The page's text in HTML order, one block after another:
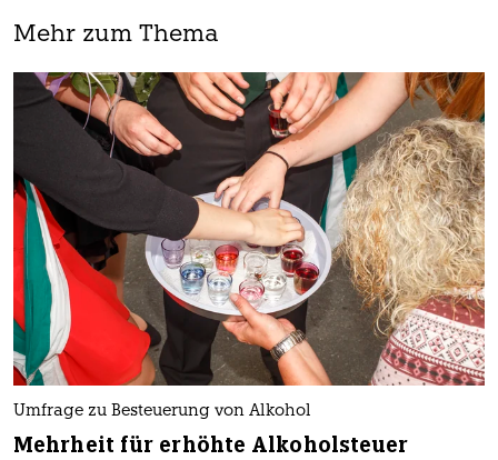
Mehr zum Thema
Umfrage zu Besteuerung von Alkohol
Mehrheit für erhöhte Alkoholsteuer